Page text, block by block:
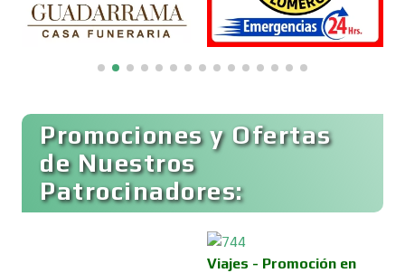
Cafeterías
Promociones y Ofertas
de Nuestros
Patrocinadores:
Viajes - Promoción en